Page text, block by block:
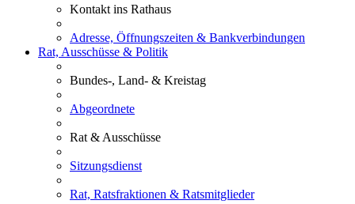
Kontakt ins Rathaus
Adresse, Öffnungszeiten & Bankverbindungen
Rat, Ausschüsse & Politik
Bundes-, Land- & Kreistag
Abgeordnete
Rat & Ausschüsse
Sitzungsdienst
Rat, Ratsfraktionen & Ratsmitglieder